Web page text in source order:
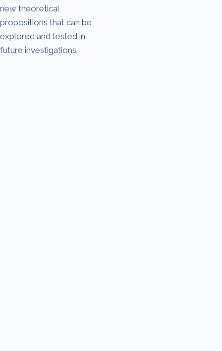
new theoretical
propositions that can be
explored and tested in
future investigations.